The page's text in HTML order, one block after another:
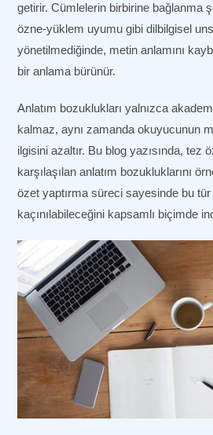
getirir. Cümlelerin birbirine bağlanma
özne-yüklem uyumu gibi dilbilgisel
yönetilmediğinde, metin anlamını
bir anlama bürünür.
Anlatım bozuklukları yalnızca
kalmaz, aynı zamanda okuyucunun
ilgisini azaltır. Bu blog yazısında, tez
karşılaşılan anlatım bozukluklarını
özet yaptırma süreci sayesinde bu tür
kaçınılabileceğini kapsamlı biçimde